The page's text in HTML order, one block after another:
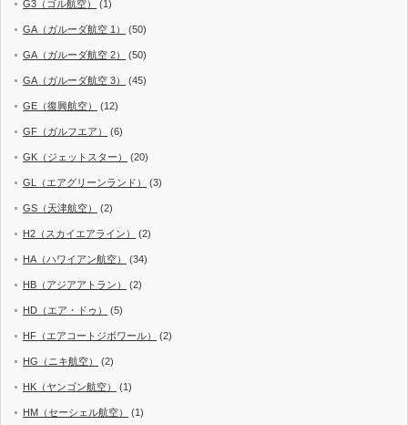
G3（ゴル航空） (1)
GA（ガルーダ航空 1） (50)
GA（ガルーダ航空 2） (50)
GA（ガルーダ航空 3） (45)
GE（復興航空） (12)
GF（ガルフエア） (6)
GK（ジェットスター） (20)
GL（エアグリーンランド） (3)
GS（天津航空） (2)
H2（スカイエアライン） (2)
HA（ハワイアン航空） (34)
HB（アジアアトラン） (2)
HD（エア・ドゥ） (5)
HF（エアコートジボワール） (2)
HG（ニキ航空） (2)
HK（ヤンゴン航空） (1)
HM（セーシェル航空） (1)